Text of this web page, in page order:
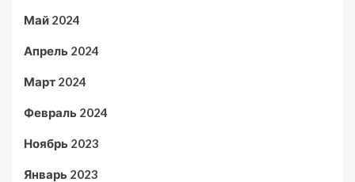
Май 2024
Апрель 2024
Март 2024
Февраль 2024
Ноябрь 2023
Январь 2023